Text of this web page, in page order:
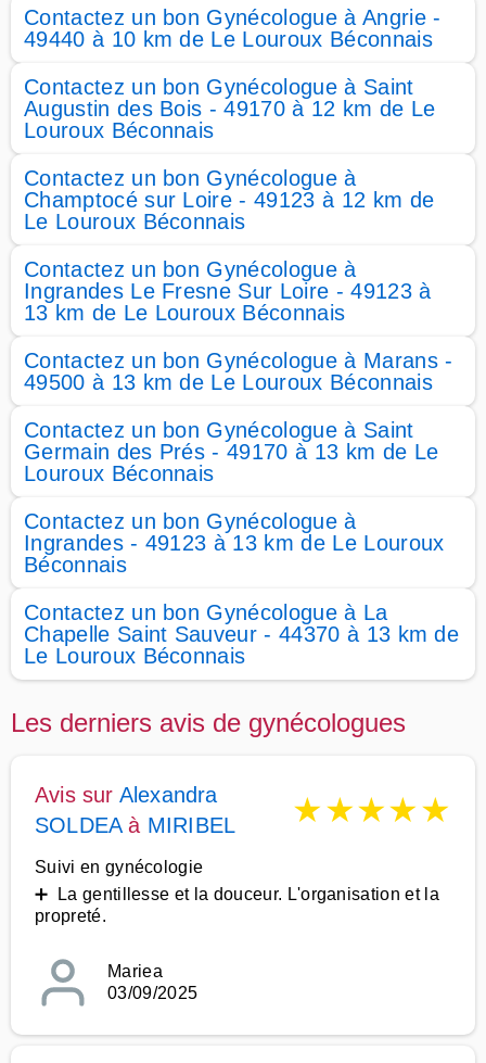
Contactez un bon Gynécologue à Angrie -
49440 à 10 km de Le Louroux Béconnais
Contactez un bon Gynécologue à Saint
Augustin des Bois - 49170 à 12 km de Le
Louroux Béconnais
Contactez un bon Gynécologue à
Champtocé sur Loire - 49123 à 12 km de
Le Louroux Béconnais
Contactez un bon Gynécologue à
Ingrandes Le Fresne Sur Loire - 49123 à
13 km de Le Louroux Béconnais
Contactez un bon Gynécologue à Marans -
49500 à 13 km de Le Louroux Béconnais
Contactez un bon Gynécologue à Saint
Germain des Prés - 49170 à 13 km de Le
Louroux Béconnais
Contactez un bon Gynécologue à
Ingrandes - 49123 à 13 km de Le Louroux
Béconnais
Contactez un bon Gynécologue à La
Chapelle Saint Sauveur - 44370 à 13 km de
Le Louroux Béconnais
Les derniers avis de gynécologues
Avis sur Alexandra
SOLDEAà MIRIBEL ★★★★★
Suivi en gynécologie
➕ La gentillesse et la douceur. L'organisation et la
propreté.
Mariea
03/09/2025